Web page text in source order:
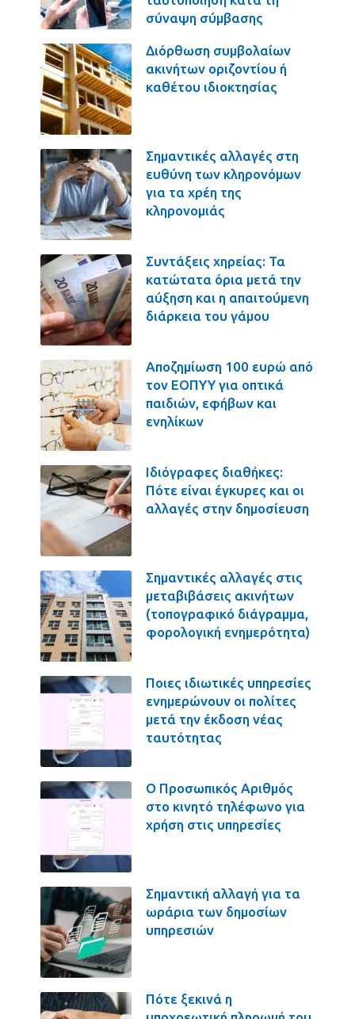
σύναψη σύμβασης
Διόρθωση συμβολαίων
ακινήτων οριζοντίου ή
καθέτου ιδιοκτησίας
Σημαντικές αλλαγές στη
ευθύνη των κληρονόμων
για τα χρέη της
κληρονομιάς
Συντάξεις χηρείας: Τα
κατώτατα όρια μετά την
αύξηση και η απαιτούμενη
διάρκεια του γάμου
Αποζημίωση 100 ευρώ από
τον ΕΟΠΥΥ για οπτικά
παιδιών, εφήβων και
ενηλίκων
Ιδιόγραφες διαθήκες:
Πότε είναι έγκυρες και οι
αλλαγές στην δημοσίευση
Σημαντικές αλλαγές στις
μεταβιβάσεις ακινήτων
(τοπογραφικό διάγραμμα,
φορολογική ενημερότητα)
Ποιες ιδιωτικές υπηρεσίες
ενημερώνουν οι πολίτες
μετά την έκδοση νέας
ταυτότητας
Ο Προσωπικός Αριθμός
στο κινητό τηλέφωνο για
χρήση στις υπηρεσίες
Σημαντική αλλαγή για τα
ωράρια των δημοσίων
υπηρεσιών
Πότε ξεκινά η